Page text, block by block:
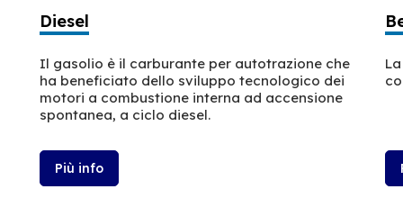
Diesel
Il gasolio è il carburante per autotrazione che
ha beneficiato dello sviluppo tecnologico dei
motori a combustione interna ad accensione
spontanea, a ciclo diesel.
Più info